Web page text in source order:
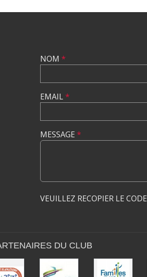
NOM *
EMAIL*
MESSAGE *
VEUILLEZ RECOPIER LE CODE
DU CLUB